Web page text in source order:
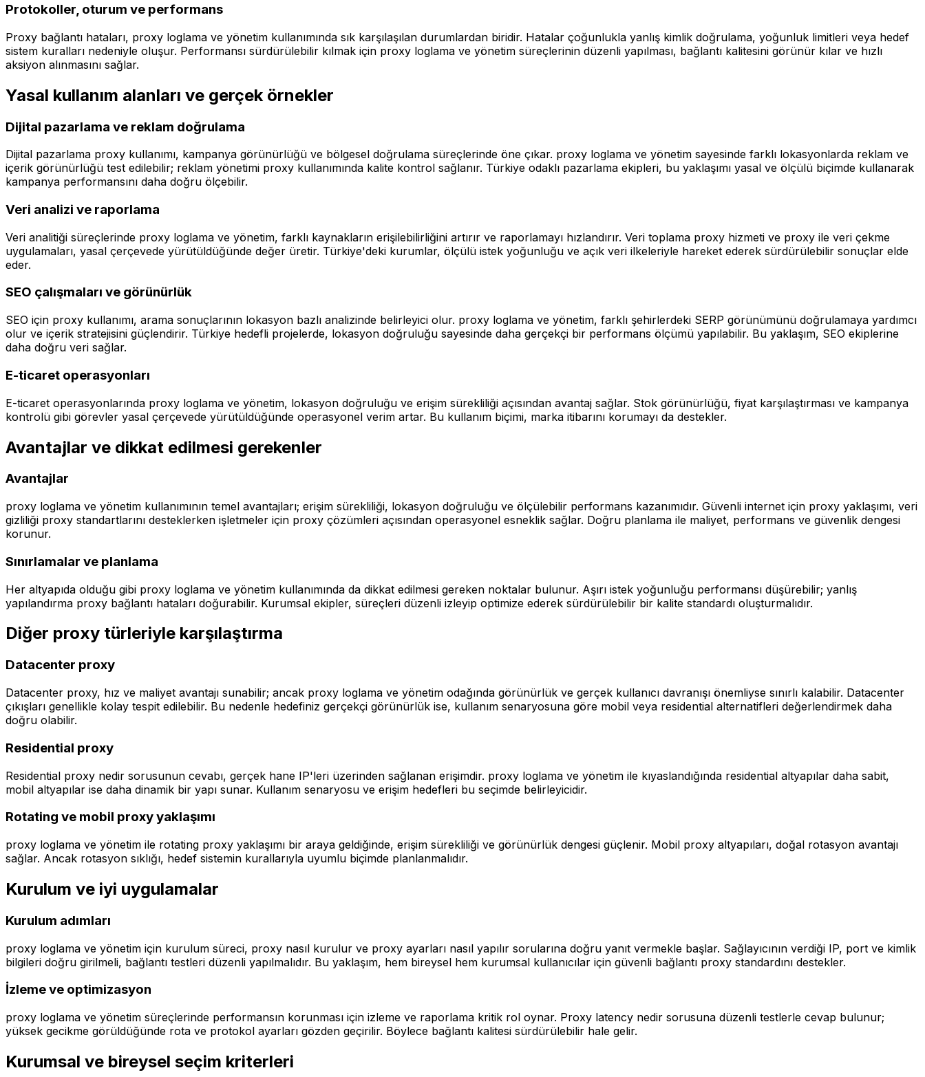
Protokoller, oturum ve performans
Proxy bağlantı hataları, proxy loglama ve yönetim kullanımında sık karşılaşılan durumlardan biridir. Hatalar çoğunlukla yanlış kimlik doğrulama, yoğunluk limitleri veya hedef
sistem kuralları nedeniyle oluşur. Performansı sürdürülebilir kılmak için proxy loglama ve yönetim süreçlerinin düzenli yapılması, bağlantı kalitesini görünür kılar ve hızlı
aksiyon alınmasını sağlar.
Yasal kullanım alanları ve gerçek örnekler
Dijital pazarlama ve reklam doğrulama
Dijital pazarlama proxy kullanımı, kampanya görünürlüğü ve bölgesel doğrulama süreçlerinde öne çıkar. proxy loglama ve yönetim sayesinde farklı lokasyonlarda reklam ve
içerik görünürlüğü test edilebilir; reklam yönetimi proxy kullanımında kalite kontrol sağlanır. Türkiye odaklı pazarlama ekipleri, bu yaklaşımı yasal ve ölçülü biçimde kullanarak
kampanya performansını daha doğru ölçebilir.
Veri analizi ve raporlama
Veri analitiği süreçlerinde proxy loglama ve yönetim, farklı kaynakların erişilebilirliğini artırır ve raporlamayı hızlandırır. Veri toplama proxy hizmeti ve proxy ile veri çekme
uygulamaları, yasal çerçevede yürütüldüğünde değer üretir. Türkiye'deki kurumlar, ölçülü istek yoğunluğu ve açık veri ilkeleriyle hareket ederek sürdürülebilir sonuçlar elde
eder.
SEO çalışmaları ve görünürlük
SEO için proxy kullanımı, arama sonuçlarının lokasyon bazlı analizinde belirleyici olur. proxy loglama ve yönetim, farklı şehirlerdeki SERP görünümünü doğrulamaya yardımcı
olur ve içerik stratejisini güçlendirir. Türkiye hedefli projelerde, lokasyon doğruluğu sayesinde daha gerçekçi bir performans ölçümü yapılabilir. Bu yaklaşım, SEO ekiplerine
daha doğru veri sağlar.
E-ticaret operasyonları
E-ticaret operasyonlarında proxy loglama ve yönetim, lokasyon doğruluğu ve erişim sürekliliği açısından avantaj sağlar. Stok görünürlüğü, fiyat karşılaştırması ve kampanya
kontrolü gibi görevler yasal çerçevede yürütüldüğünde operasyonel verim artar. Bu kullanım biçimi, marka itibarını korumayı da destekler.
Avantajlar ve dikkat edilmesi gerekenler
Avantajlar
proxy loglama ve yönetim kullanımının temel avantajları; erişim sürekliliği, lokasyon doğruluğu ve ölçülebilir performans kazanımıdır. Güvenli internet için proxy yaklaşımı, veri
gizliliği proxy standartlarını desteklerken işletmeler için proxy çözümleri açısından operasyonel esneklik sağlar. Doğru planlama ile maliyet, performans ve güvenlik dengesi
korunur.
Sınırlamalar ve planlama
Her altyapıda olduğu gibi proxy loglama ve yönetim kullanımında da dikkat edilmesi gereken noktalar bulunur. Aşırı istek yoğunluğu performansı düşürebilir; yanlış
yapılandırma proxy bağlantı hataları doğurabilir. Kurumsal ekipler, süreçleri düzenli izleyip optimize ederek sürdürülebilir bir kalite standardı oluşturmalıdır.
Diğer proxy türleriyle karşılaştırma
Datacenter proxy
Datacenter proxy, hız ve maliyet avantajı sunabilir; ancak proxy loglama ve yönetim odağında görünürlük ve gerçek kullanıcı davranışı önemliyse sınırlı kalabilir. Datacenter
çıkışları genellikle kolay tespit edilebilir. Bu nedenle hedefiniz gerçekçi görünürlük ise, kullanım senaryosuna göre mobil veya residential alternatifleri değerlendirmek daha
doğru olabilir.
Residential proxy
Residential proxy nedir sorusunun cevabı, gerçek hane IP'leri üzerinden sağlanan erişimdir. proxy loglama ve yönetim ile kıyaslandığında residential altyapılar daha sabit,
mobil altyapılar ise daha dinamik bir yapı sunar. Kullanım senaryosu ve erişim hedefleri bu seçimde belirleyicidir.
Rotating ve mobil proxy yaklaşımı
proxy loglama ve yönetim ile rotating proxy yaklaşımı bir araya geldiğinde, erişim sürekliliği ve görünürlük dengesi güçlenir. Mobil proxy altyapıları, doğal rotasyon avantajı
sağlar. Ancak rotasyon sıklığı, hedef sistemin kurallarıyla uyumlu biçimde planlanmalıdır.
Kurulum ve iyi uygulamalar
Kurulum adımları
proxy loglama ve yönetim için kurulum süreci, proxy nasıl kurulur ve proxy ayarları nasıl yapılır sorularına doğru yanıt vermekle başlar. Sağlayıcının verdiği IP, port ve kimlik
bilgileri doğru girilmeli, bağlantı testleri düzenli yapılmalıdır. Bu yaklaşım, hem bireysel hem kurumsal kullanıcılar için güvenli bağlantı proxy standardını destekler.
İzleme ve optimizasyon
proxy loglama ve yönetim süreçlerinde performansın korunması için izleme ve raporlama kritik rol oynar. Proxy latency nedir sorusuna düzenli testlerle cevap bulunur;
yüksek gecikme görüldüğünde rota ve protokol ayarları gözden geçirilir. Böylece bağlantı kalitesi sürdürülebilir hale gelir.
Kurumsal ve bireysel seçim kriterleri